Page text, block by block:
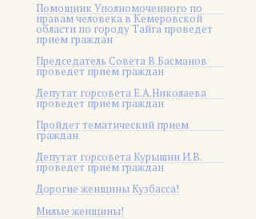
Помощник Уполномоченного по
правам человека в Кемеровской
области по городу Тайга проведет
прием граждан
Председатель Совета В.Басманов
проведет прием граждан
Депутат горсовета Е.А.Николаева
проведет прием граждан
Пройдет тематический прием
граждан
Депутат горсовета Курышин И.В.
проведет прием граждан
Дорогие женщины Кузбасса!
Милые женщины!